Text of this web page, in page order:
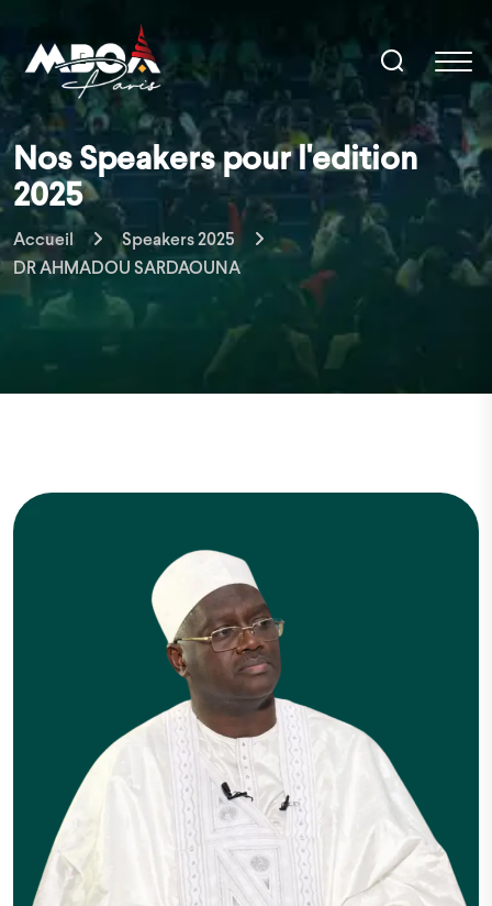
Nos Speakers pour l'edition
2025
Accueil
Speakers 2025
DR AHMADOU SARDAOUNA